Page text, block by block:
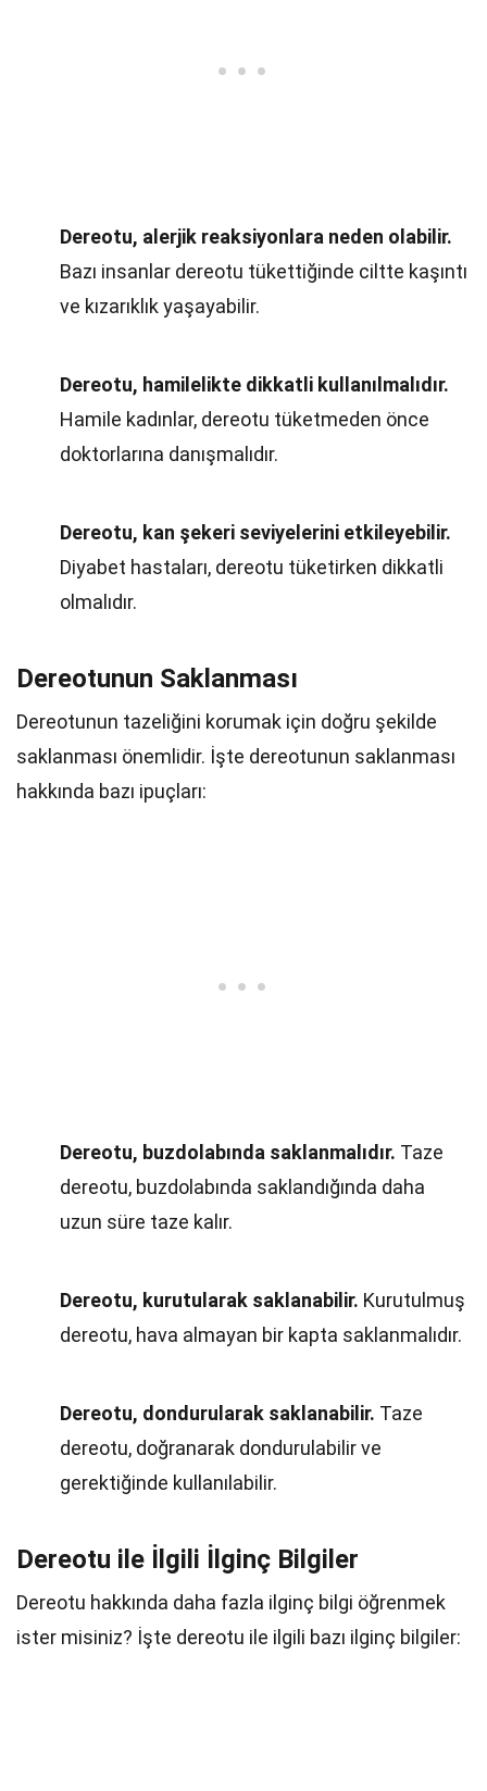
Dereotu, alerjik reaksiyonlara neden olabilir.
Bazı insanlar dereotu tükettiğinde ciltte kaşıntı
ve kızarıklık yaşayabilir.
Dereotu, hamilelikte dikkatli kullanılmalıdır.
Hamile kadınlar, dereotu tüketmeden önce
doktorlarına danışmalıdır.
Dereotu, kan şekeri seviyelerini etkileyebilir.
Diyabet hastaları, dereotu tüketirken dikkatli
olmalıdır.
Dereotunun Saklanması
Dereotunun tazeliğini korumak için doğru şekilde
saklanması önemlidir. İşte dereotunun saklanması
hakkında bazı ipuçları:
Dereotu, buzdolabında saklanmalıdır. Taze
dereotu, buzdolabında saklandığında daha
uzun süre taze kalır.
Dereotu, kurutularak saklanabilir. Kurutulmuş
dereotu, hava almayan bir kapta saklanmalıdır.
Dereotu, dondurularak saklanabilir. Taze
dereotu, doğranarak dondurulabilir ve
gerektiğinde kullanılabilir.
Dereotu ile İlgili İlginç Bilgiler
Dereotu hakkında daha fazla ilginç bilgi öğrenmek
ister misiniz? İşte dereotu ile ilgili bazı ilginç bilgiler: